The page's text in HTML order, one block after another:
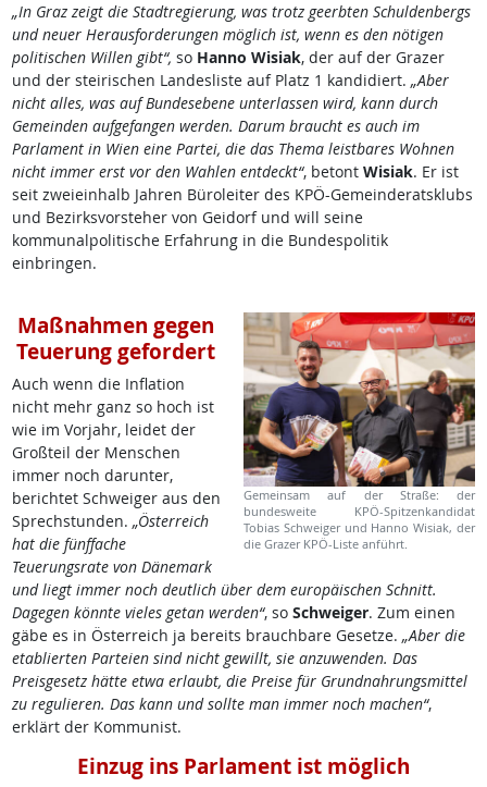
„In Graz zeigt die Stadtregierung, was trotz geerbten Schuldenbergs
und neuer Herausforderungen möglich ist, wenn es den nötigen
politischen Willen gibt“, so Hanno Wisiak, der auf der Grazer
und der steirischen Landesliste auf Platz 1 kandidiert. „Aber
nicht alles, was auf Bundesebene unterlassen wird, kann durch
Gemeinden aufgefangen werden. Darum braucht es auch im
Parlament in Wien eine Partei, die das Thema leistbares Wohnen
nicht immer erst vor den Wahlen entdeckt“, betont Wisiak. Er ist
seit zweieinhalb Jahren Büroleiter des KPÖ-Gemeinderatsklubs
und Bezirksvorsteher von Geidorf und will seine
kommunalpolitische Erfahrung in die Bundespolitik
einbringen.
Gemeinsam auf der Straße: der
bundesweite KPÖ-Spitzenkandidat
Tobias Schweiger und Hanno Wisiak, der
die Grazer KPÖ-Liste anführt.
Maßnahmen gegen
Teuerung gefordert
Auch wenn die Inflation
nicht mehr ganz so hoch ist
wie im Vorjahr, leidet der
Großteil der Menschen
immer noch darunter,
berichtet Schweiger aus den
Sprechstunden. „Österreich
hat die fünffache
Teuerungsrate von Dänemark
und liegt immer noch deutlich über dem europäischen Schnitt.
Dagegen könnte vieles getan werden“, so Schweiger. Zum einen
gäbe es in Österreich ja bereits brauchbare Gesetze. „Aber die
etablierten Parteien sind nicht gewillt, sie anzuwenden. Das
Preisgesetz hätte etwa erlaubt, die Preise für Grundnahrungsmittel
zu regulieren. Das kann und sollte man immer noch machen“,
erklärt der Kommunist.
Einzug ins Parlament ist möglich